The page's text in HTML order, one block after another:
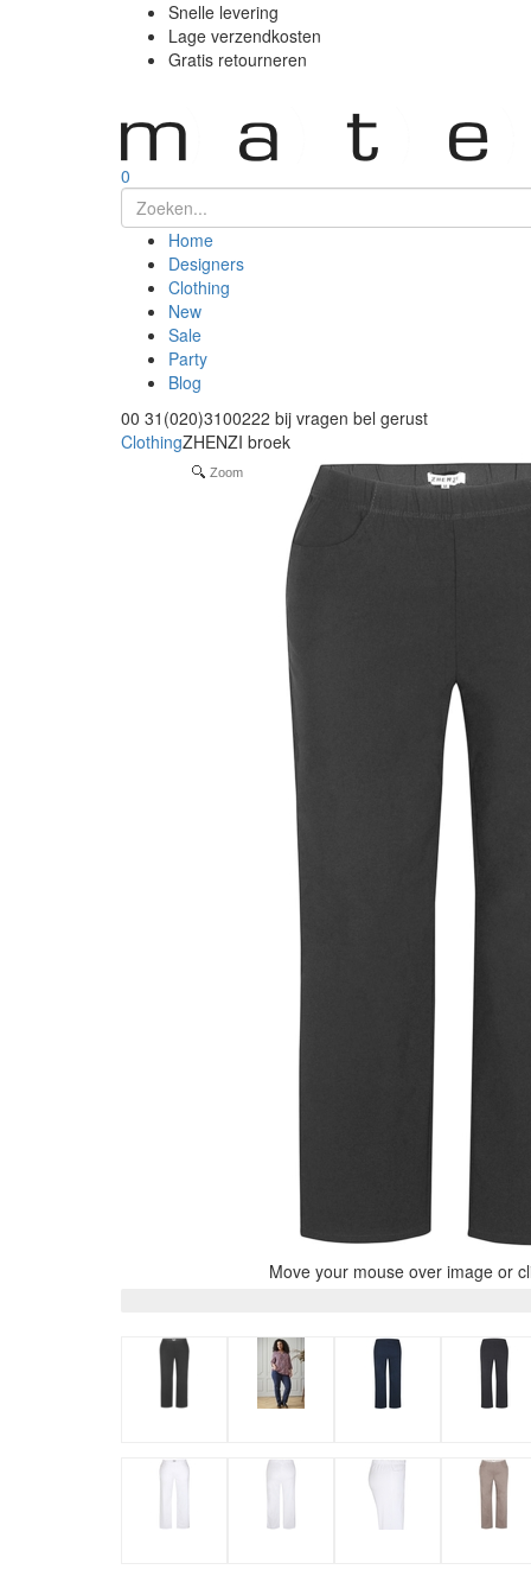
Snelle levering
Lage verzendkosten
Gratis retourneren
0
Home
Designers
Clothing
New
Sale
Party
Blog
00 31(020)3100222 bij vragen bel gerust
ClothingZHENZI broek
Zoom
Move your mouse over image or